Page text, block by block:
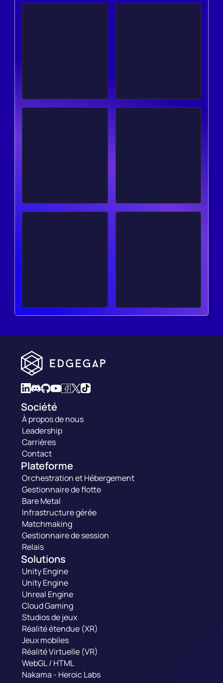
Société
À propos de nous
Leadership
Carrières
Contact
Plateforme
Orchestration et Hébergement
Gestionnaire de flotte
Bare Metal
Infrastructure gérée
Matchmaking
Gestionnaire de session
Relais
Solutions
Unity Engine
Unity Engine
Unreal Engine
Cloud Gaming
Studios de jeux
Réalité étendue (XR)
Jeux mobiles
Réalité Virtuelle (VR)
WebGL / HTML
Nakama - Heroic Labs